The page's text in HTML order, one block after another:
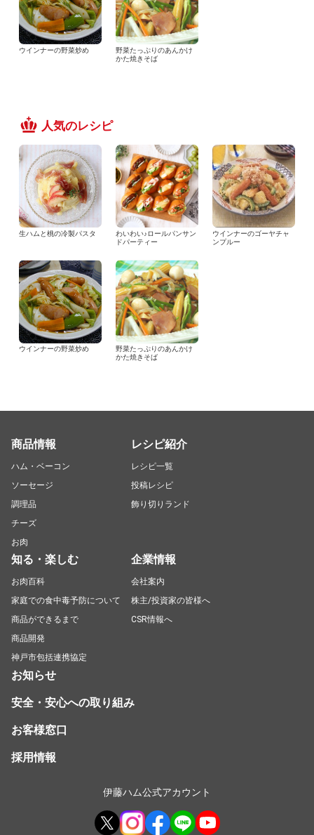
ウインナーの野菜炒め
野菜たっぷりのあんかけ
かた焼きそば
人気のレシピ
生ハムと桃の冷製パスタ
わいわい♪ロールパンサン
ドパーティー
ウインナーのゴーヤチャ
ンプルー
ウインナーの野菜炒め
野菜たっぷりのあんかけ
かた焼きそば
商品情報
ハム・ベーコン
ソーセージ
調理品
チーズ
お肉
レシピ紹介
レシピ一覧
投稿レシピ
飾り切りランド
知る・楽しむ
お肉百科
家庭での食中毒予防について
商品ができるまで
商品開発
神戸市包括連携協定
企業情報
会社案内
株主/投資家の皆様へ
CSR情報へ
お知らせ
安全・安心への取り組み
お客様窓口
採用情報
伊藤ハム公式アカウント